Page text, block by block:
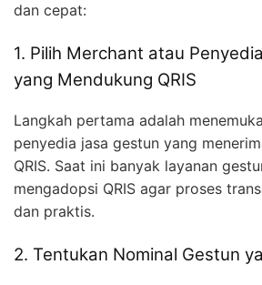
dan cepat:
1. Pilih Merchant atau
yang Mendukung QRIS
Langkah pertama adalah
penyedia jasa gestun yang
QRIS. Saat ini banyak layanan
mengadopsi QRIS agar proses
dan praktis.
2. Tentukan Nominal Gestun